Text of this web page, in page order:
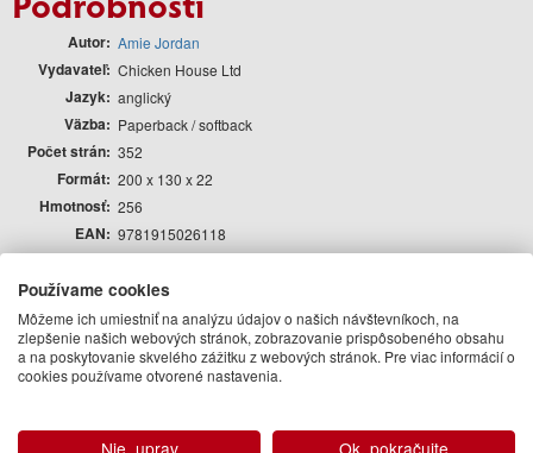
Autor Amie Jordan
Vydavateľ Chicken House Ltd
Jazyk anglický
Väzba Paperback / softback
Počet strán 352
Formát 200 x 130 x 22
Hmotnosť 256
EAN 9781915026118
Rok vydania
Edícia Beletria pre deti a mládež
Autor
Amie Jordan
Používame cookies
Môžeme ich umiestniť na analýzu údajov o našich návštevníkoch, na
zlepšenie našich webových stránok, zobrazovanie prispôsobeného obsahu
a na poskytovanie skvelého zážitku z webových stránok. Pre viac informácií o
cookies používame otvorené nastavenia.
Nie, uprav Ok, pokračujte